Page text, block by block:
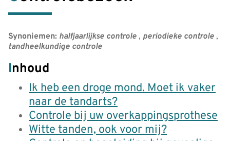
Synoniemen: halfjaarlijkse controle , periodieke controle ,
tandheelkundige controle
Inhoud
Ik heb een droge mond. Moet ik vaker
naar de tandarts?
Controle bij uw overkappingsprothese
Witte tanden, ook voor mij?